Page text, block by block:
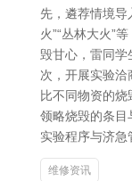
先，遴荐情境导
火”“丛林大火”
毁甘心，雷同
次，开展实验
比不同物资的烧
领略烧毁的条目
实验程序与济
维修资讯